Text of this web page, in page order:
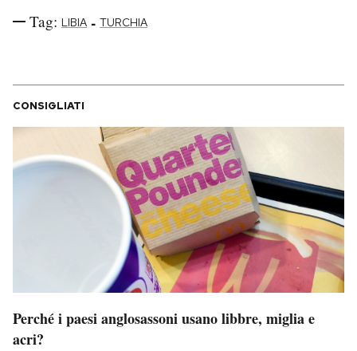
Tag: LIBIA - TURCHIA
CONSIGLIATI
Perché i paesi anglosassoni usano libbre, miglia e
acri?